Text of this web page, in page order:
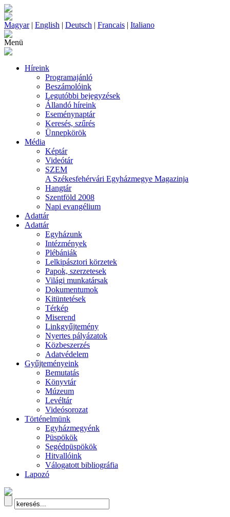
Magyar| English | Deutsch | Francais | Italiano
Menü
Híreink
Programajánló
Beszámolóink
Legutóbbi bejegyzések
Állandó híreink
Eseménynaptár
Keresés, szűrés
Ünnepkörök
Média
Képtár
Videótár
SZEM
A Székesfehérvári Egyházmegye Magazinja
Hangtár
Szentföld 2008
Napi evangélium
Adattár
Adattár
Egyházunk
Intézmények
Plébániák
Lelkipásztori körzetek
Papok, szerzetesek
Világi munkatársak
Dokumentumok
Kitüntetések
Térkép
Miserend
Linkgyűjtemény
Nyertes pályázatok
Közbeszerzés
Adatvédelem
Gyűjteményeink
Bemutatás
Könyvtár
Múzeum
Levéltár
Videósorozat
Történelmünk
Egyházmegyénk
Püspökök
Segédpüspökök
Hitvallóink
Válogatott bibliográfia
Lapozó